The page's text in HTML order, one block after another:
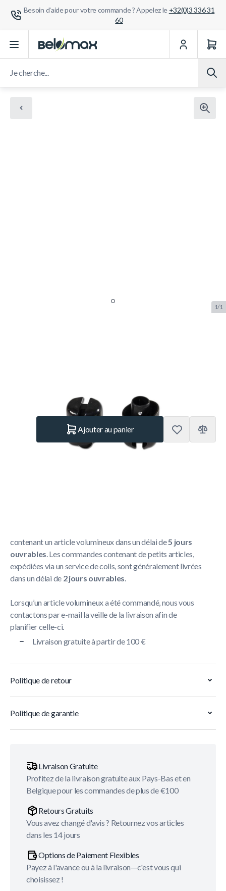
Besoin d'aide pour votre commande ? Appelez le +32(0)3 336 31
60
1/1
Ajouter au panier
contenant un article volumineux dans un délai de5 jours
ouvrables. Les commandes contenant de petits articles,
expédiées via un service de colis, sont généralement livrées
dans un délai de 2 jours ouvrables.
Lorsqu’un article volumineux a été commandé, nous vous
contactons par e-mail la veille de la livraison afin de
planifier celle-ci.
Livraison gratuite à partir de 100 €
Politique de retour
Politique de garantie
Livraison Gratuite
Profitez de la livraison gratuite aux Pays-Bas et en
Belgique pour les commandes de plus de €100
Retours Gratuits
Vous avez changé d'avis ? Retournez vos articles
dans les 14 jours
Options de Paiement Flexibles
Payez à l'avance ou à la livraison—c'est vous qui
choisissez !